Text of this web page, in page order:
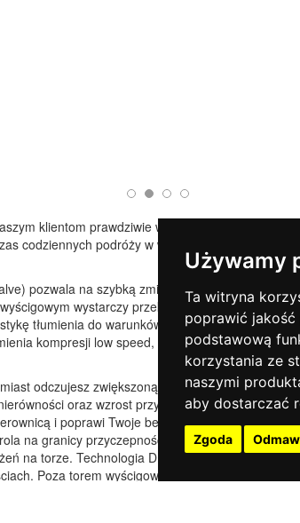
Używamy
Ta witryna
poprawić jakość
podstawową
korzystania ze
naszymi
aby dostarczać
Zgoda
klientom prawdziwie wyścigowych doznań
codziennych podróży w warunkach
pozwala na szybką zmianę charakterystyki
wystarczy przekręcić regulator
tłumienia do warunków wyścigowych
kompresji low speed, high speed oraz
odczujesz zwiększoną responsywność
oraz wzrost przyczepności. Lepsze
i poprawi Twoje bezpieczeństwo przy
na granicy przyczepności będzie bardziej
na torze. Technologia DFV reaguje szybko
Poza torem wyścigowym, ustaw regulator